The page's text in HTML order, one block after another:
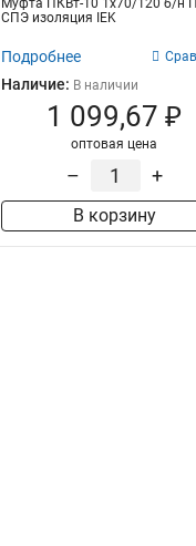
4х16/25 15
4х35/50
4х150/240 16
Муфта ПКВт-10 1х70/120 б/н
СПЭ изоляция IEK
Подробнее
Наличие: В наличии
1 099,67 ₽
оптовая цена
– +
В корзину